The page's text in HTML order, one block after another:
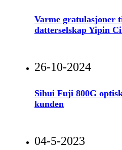
Varme gratulasjoner
datterselskap Yipin
26-10-2024
Sihui Fuji 800G
kunden
04-5-2023